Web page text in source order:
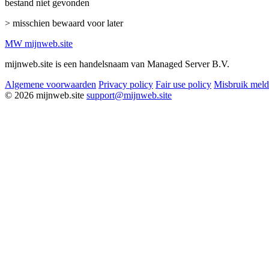
bestand niet gevonden
> misschien bewaard voor later
MW mijnweb.site
mijnweb.site is een handelsnaam van Managed Server B.V.
Algemene voorwaarden Privacy policy Fair use policy Misbruik
© 2026 mijnweb.site support@mijnweb.site